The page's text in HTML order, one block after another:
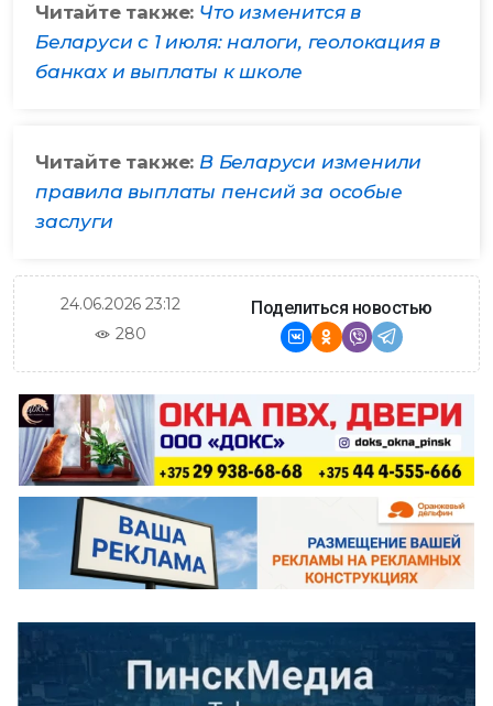
Читайте также: Что изменится в
Беларуси с 1 июля: налоги, геолокация в
банках и выплаты к школе
Читайте также: В Беларуси изменили
правила выплаты пенсий за особые
заслуги
24.06.2026 23:12
280
Поделиться новостью